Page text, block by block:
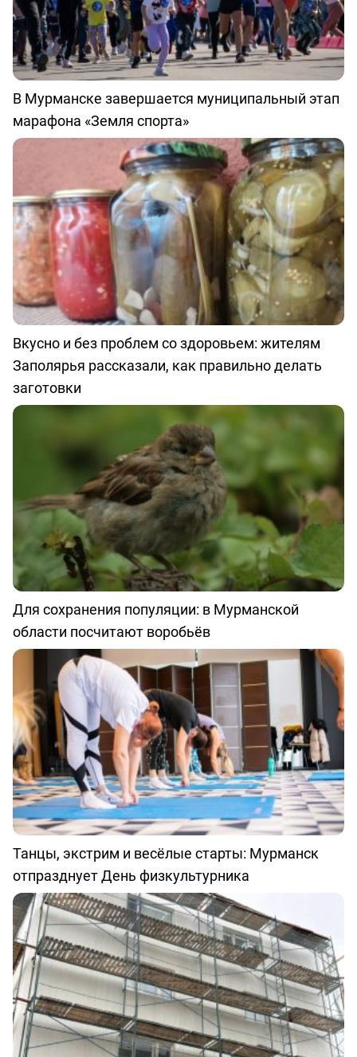
В Мурманске завершается муниципальный этап
марафона «Земля спорта»
Вкусно и без проблем со здоровьем: жителям
Заполярья рассказали, как правильно делать
заготовки
Для сохранения популяции: в Мурманской
области посчитают воробьёв
Танцы, экстрим и весёлые старты: Мурманск
отпразднует День физкультурника